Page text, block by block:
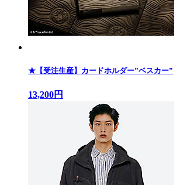
★【受注生産】カードホルダー”ベスカー”
13,200円